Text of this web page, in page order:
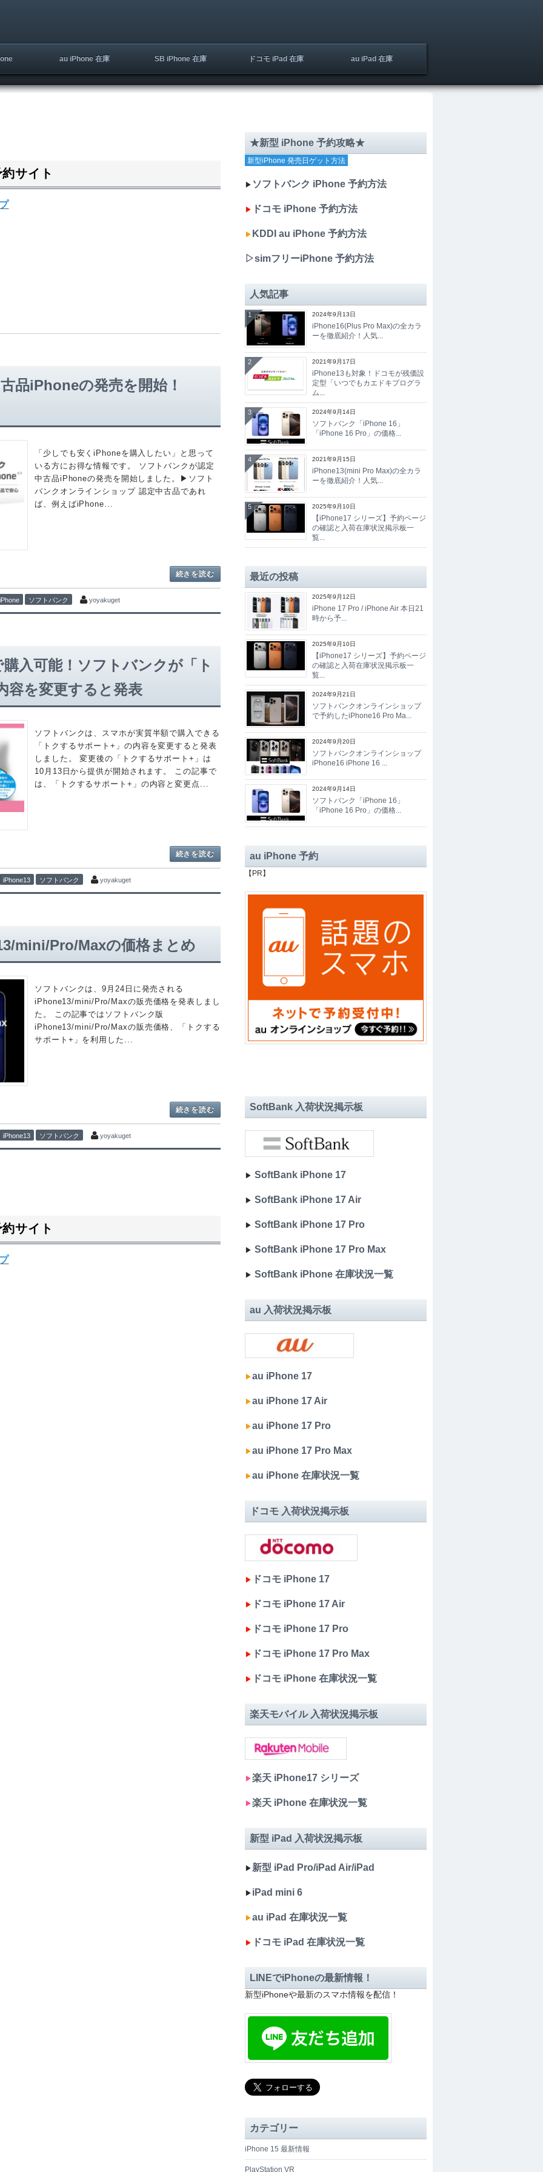
au iPhone 在庫 SB iPhone 在庫 ドコモ iPad 在庫 au iPad 在庫
サイト
品iPhoneの発売を開始！
「少しでも安くiPhoneを購入したい」と思って
いる方にお得な情報です。 ソフトバンクが認定
中古品iPhoneの発売を開始しました。▶︎ソフト
バンクオンラインショップ 認定中古品であれ
ば、例えばiPhone...
続きを読む
iPhone ソフトバンク yoyakuget
入可能！ソフトバンクが「ト
容を変更すると発表
ソフトバンクは、スマホが実質半額で購入できる
「トクするサポート+」の内容を変更すると発表
しました。 変更後の「トクするサポート+」は
10月13日から提供が開始されます。 この記事で
は、「トクするサポート+」の内容と変更点...
続きを読む
iPhone13 ソフトバンク yoyakuget
mini/Pro/Maxの価格まとめ
ソフトバンクは、9月24日に発売される
iPhone13/mini/Pro/Maxの販売価格を発表しまし
た。 この記事ではソフトバンク版
iPhone13/mini/Pro/Maxの販売価格、「トクする
サポート+」を利用した...
続きを読む
iPhone13 ソフトバンク yoyakuget
サイト
★新型 iPhone 予約攻略★
新型iPhone 発売日ゲット方法
▶︎ ソフトバンク iPhone 予約方法
▶︎ ドコモ iPhone 予約方法
▶︎ KDDI au iPhone 予約方法
▷simフリーiPhone 予約方法
人気記事
2024年9月13日
iPhone16(Plus Pro Max)の全カラ
ーを徹底紹介！人気...
1
2021年9月17日
iPhone13も対象！ドコモが残価設
定型「いつでもカエドキプログラ
ム...
2
2024年9月14日
ソフトバンク「iPhone 16」
「iPhone 16 Pro」の価格...
3
2021年9月15日
iPhone13(mini Pro Max)の全カラ
ーを徹底紹介！人気...
4
2025年9月10日
【iPhone17 シリーズ】予約ページ
の確認と入荷在庫状況掲示板一
覧...
5
最近の投稿
2025年9月12日
iPhone 17 Pro / iPhone Air 本日21
時から予...
2025年9月10日
【iPhone17 シリーズ】予約ページ
の確認と入荷在庫状況掲示板一
覧...
2024年9月21日
ソフトバンクオンラインショップ
で予約したiPhone16 Pro Ma...
2024年9月20日
ソフトバンクオンラインショップ
iPhone16 iPhone 16 ...
2024年9月14日
ソフトバンク「iPhone 16」
「iPhone 16 Pro」の価格...
au iPhone 予約
【PR】
SoftBank 入荷状況掲示板
▶︎ SoftBank iPhone 17
▶︎ SoftBank iPhone 17 Air
▶︎ SoftBank iPhone 17 Pro
▶︎ SoftBank iPhone 17 Pro Max
▶︎ SoftBank iPhone 在庫状況一覧
au 入荷状況掲示板
▶︎au iPhone 17
▶︎au iPhone 17 Air
▶︎au iPhone 17 Pro
▶︎au iPhone 17 Pro Max
▶︎au iPhone 在庫状況一覧
ドコモ 入荷状況掲示板
▶︎ ドコモ iPhone 17
▶︎ ドコモ iPhone 17 Air
▶︎ ドコモ iPhone 17 Pro
▶︎ ドコモ iPhone 17 Pro Max
▶︎ ドコモ iPhone 在庫状況一覧
楽天モバイル 入荷状況掲示板
▶︎楽天 iPhone17 シリーズ
▶︎楽天 iPhone 在庫状況一覧
新型 iPad 入荷状況掲示板
▶︎新型 iPad Pro/iPad Air/iPad
▶︎ iPad mini 6
▶︎au iPad 在庫状況一覧
▶︎ ドコモ iPad 在庫状況一覧
LINEでiPhoneの最新情報！
新型iPhoneや最新のスマホ情報を配信！
カテゴリー
iPhone 15 最新情報
PlayStation VR